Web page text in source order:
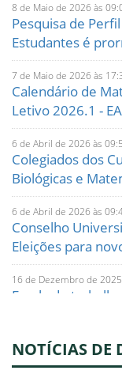
8 de Maio de 2026 às
Pesquisa de
Estudantes é
7 de Maio de 2026 às
Calendário de
Letivo 2026.1 -
6 de Abril de 2026 às
Colegiados dos
Biológicas e
6 de Abril de 2026 às
Conselho
Eleições para
16 de Dezembro de
Escala de
13 de Outubro de 2025
Publicado Edital
NOTÍCIAS DE